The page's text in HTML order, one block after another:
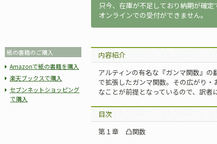
只今、在庫が不足しており納期が確定
オンラインでの受付ができません。
紙の書籍のご購入
Amazonで紙の書籍を購入
楽天ブックスで購入
セブンネットショッピング
で購入
内容紹介
アルティンの有名な『ガンマ関数』
で拡張したガンマ関数。その広がり
なことが前提となっているので、訳者
目次
第１章 凸関数